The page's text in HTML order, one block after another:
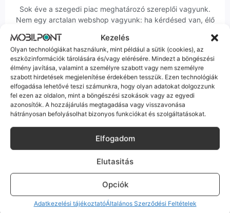
Kezelés
Olyan technológiákat használunk, mint például a sütik (cookies), az
eszközinformációk tárolására és/vagy elérésére. Mindezt a böngészési
élmény javítása, valamint a személyre szabott vagy nem személyre
szabott hirdetések megjelenítése érdekében tesszük. Ezen technológiák
elfogadása lehetővé teszi számunkra, hogy olyan adatokat dolgozzunk
fel ezen az oldalon, mint a böngészési szokások vagy az egyedi
azonosítók. A hozzájárulás megtagadása vagy visszavonása
hátrányosan befolyásolhat bizonyos funkciókat és szolgáltatásokat.
Elfogadom
Elutasitás
Opciók
Adatkezelési tájékoztatóÁltalános Szerződési Feltételek
Sok éve a szegedi piac meghatározó szereplői vagyunk.
Nem egy arctalan webshop vagyunk: ha kérdésed van, élő
minket Szegeden.
Korrekt Ügyintézés
Hibázni emberi dolog, de a felelősségvállalás nálunk alap.
Ha ritkán előfordul egy hiba, nem kifogásokat keresünk,
hanem megoldást. Szakértő kollégáink azonnal kézbe
veszik az ügyedet.